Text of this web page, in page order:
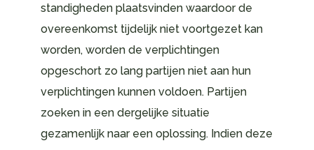
standigheden plaatsvinden waardoor de
overeenkomst tijdelijk niet voortgezet kan
worden, worden de verplichtingen
opgeschort zo lang partijen niet aan hun
verplichtingen kunnen voldoen. Partijen
zoeken in een dergelijke situatie
gezamenlijk naar een oplossing. Indien deze